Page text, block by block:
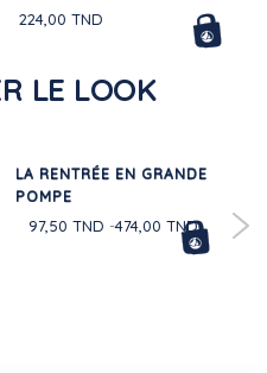
224,00 TND
LE LOOK
LA RENTRÉE EN GRANDE
POMPE
97,50 TND 474,00 TND